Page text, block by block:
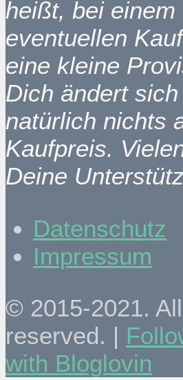
heißt, bei einem
eventuellen
eine kleine
Dich ändert
natürlich nichts
Kaufpreis.
Deine
Datenschutz
Impressum
© 2015-2021.
reserved. |
with Bloglovin